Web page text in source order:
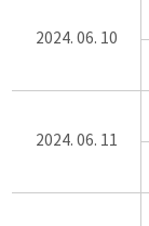
2024. 06. 10
2024. 06. 11